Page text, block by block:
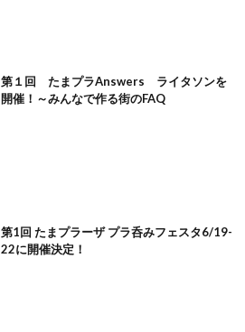
第１回 たまプラAnswers ライタソンを
開催！～みんなで作る街のFAQ
第1回 たまプラーザ プラ呑みフェスタ6/19-
22に開催決定！